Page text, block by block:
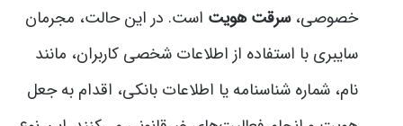
خصوصی،سرقت هویت است. در این حالت، مجرمان
سایبری با استفاده از اطلاعات شخصی کاربران، مانند
نام، شماره شناسنامه یا اطلاعات بانکی، اقدام به جعل